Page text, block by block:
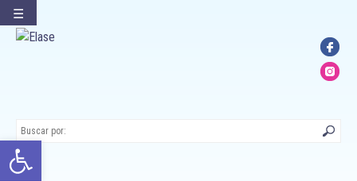
Abrir a barra de ferramentas
Ir
☰